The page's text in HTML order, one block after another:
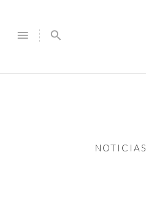
menu search
NOTICIAS